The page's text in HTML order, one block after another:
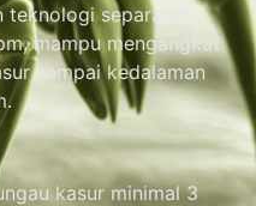
separator
mampu mengangkat
sampai kedalaman
kasur minimal 3